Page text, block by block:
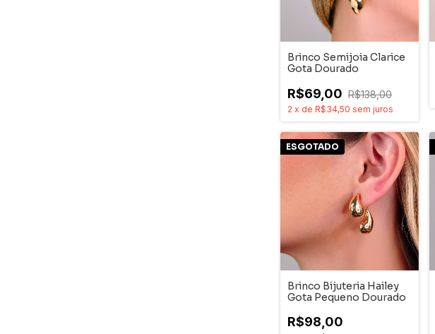
Brinco Semijoia Clarice
Gota Dourado
R$69,00 R$138,00
2 x de R$34,50 sem juros
ESGOTADO
Brinco Bijuteria Hailey
Gota Pequeno Dourado
R$98,00